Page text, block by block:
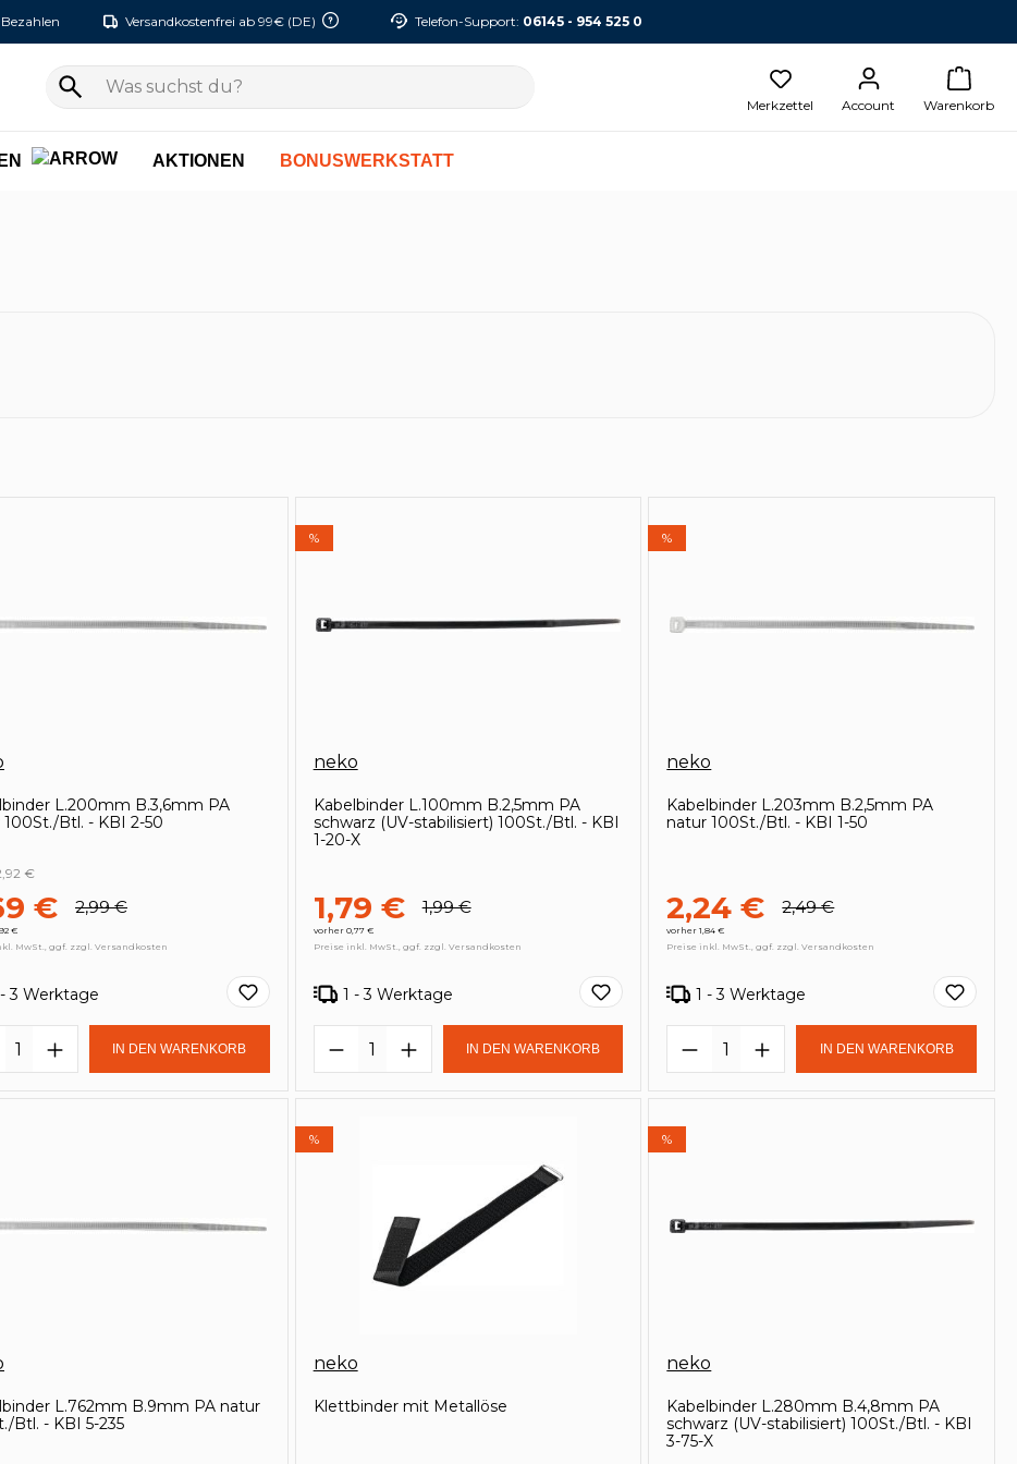
Bezahlen Versandkostenfrei ab 99€ (DE) Telefon-Support: 06145 - 954 525 0
Merkzettel Account Warenkorb
AKTIONEN BONUSWERKSTATT
L.200mm B.3,6mm PA
Btl. - KBI 2-50
€ 2,99 €
€
€
MwSt., ggf. zzgl. Versandkosten
3 Werktage
Anzahl: Gib den gewünschten Wert ein oder benutze die Schaltflächen
IN DEN WARENKORB
%
neko
Kabelbinder L.100mm B.2,5mm PA
schwarz (UV-stabilisiert) 100St./Btl. - KBI
1-20-X
1,79 € 1,99 €
vorher 0,77 €
Preise inkl. MwSt., ggf. zzgl. Versandkosten
1 - 3 Werktage
Produkt Anzahl: Gib den gewünschten Wert ein
IN DEN WARENKORB
%
neko
Kabelbinder L.203mm B.2,5mm PA
natur 100St./Btl. - KBI 1-50
2,24 € 2,49 €
vorher 1,84 €
Preise inkl. MwSt., ggf. zzgl. Versandkosten
1 - 3 Werktage
Produkt Anzahl: Gib den
IN DEN WARENKORB
L.762mm B.9mm PA natur
Btl. - KBI 5-235
%
neko
Klettbinder mit Metallöse
%
neko
Kabelbinder L.280mm B.4,8mm PA
schwarz (UV-stabilisiert) 100St./Btl. - KBI
3-75-X